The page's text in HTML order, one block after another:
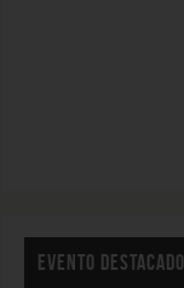
EVENTO DESTACADO